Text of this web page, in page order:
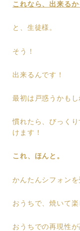
これなら、出来るか
と、生徒様。
そう！
出来るんです！
最初は戸惑うかもし
慣れたら、びっく
けます！
これ、ほんと。
かんたんシフォンを
おうちで、焼いて楽
おうちでの再現性